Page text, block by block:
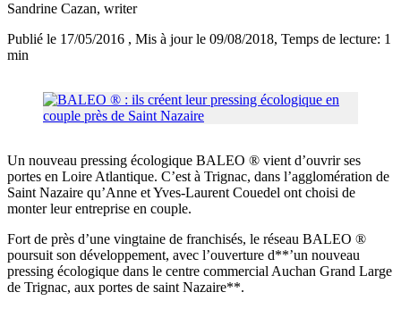
Sandrine Cazan, writer
Publié le 17/05/2016 , Mis à jour le 09/08/2018, Temps de lecture: 1
min
Un nouveau pressing écologique BALEO ® vient d’ouvrir ses
portes en Loire Atlantique. C’est à Trignac, dans l’agglomération de
Saint Nazaire qu’Anne et Yves-Laurent Couedel ont choisi de
monter leur entreprise en couple.
Fort de près d’une vingtaine de franchisés, le réseau BALEO ®
poursuit son développement, avec l’ouverture d**’un nouveau
pressing écologique dans le centre commercial Auchan Grand Large
de Trignac, aux portes de saint Nazaire**.